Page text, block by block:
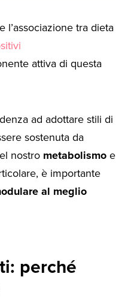
l’associazione tra dieta
attiva di questa
ad adottare stili di
sostenuta da
nostro metabolismoe
è importante
al meglio
perché